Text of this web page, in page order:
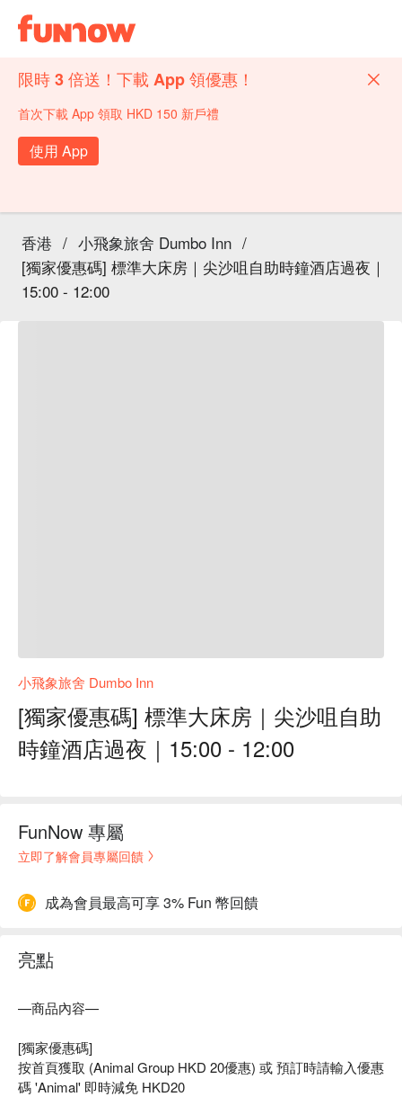
限時 3 倍送！下載 App 領優惠！
首次下載 App 領取 HKD 150 新戶禮
使用 App
香港 / 小飛象旅舍 Dumbo Inn /
[獨家優惠碼] 標準大床房｜尖沙咀自助時鐘酒店過夜｜
15:00 - 12:00
小飛象旅舍 Dumbo Inn
[獨家優惠碼] 標準大床房｜尖沙咀自助
時鐘酒店過夜｜15:00 - 12:00
FunNow 專屬
立即了解會員專屬回饋
成為會員最高可享 3% Fun 幣回饋
亮點
—商品內容—
[獨家優惠碼]
按首頁獲取 (Animal Group HKD 20優惠) 或 預訂時請輸入優惠
碼 'Animal' 即時減免 HKD20